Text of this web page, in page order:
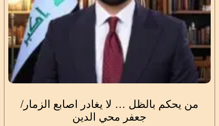
من يحكم بالظل … لا يغادر اصابع الزمار/
جعفر محي الدين